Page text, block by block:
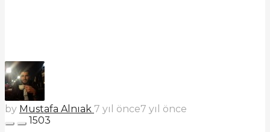
by Mustafa Alnıak 7 yıl önce7 yıl önce
1503